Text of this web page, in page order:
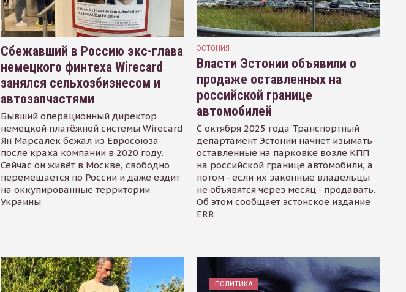
Сбежавший в Россию экс-глава
немецкого финтеха Wirecard
занялся сельхозбизнесом и
автозапчастями
Бывший операционный директор
немецкой платёжной системы Wirecard
Ян Марсалек бежал из Евросоюза
после краха компании в 2020 году.
Сейчас он живёт в Москве, свободно
перемещается по России и даже ездит
на оккупированные территории
Украины
ЭСТОНИЯ
Власти Эстонии объявили о
продаже оставленных на
российской границе
автомобилей
С октября 2025 года Транспортный
департамент Эстонии начнет изымать
оставленные на парковке возле КПП
на российской границе автомобили, а
потом - если их законные владельцы
не объявятся через месяц - продавать.
Об этом сообщает эстонское издание
ERR
ПОЛИТИКА